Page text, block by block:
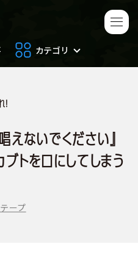
カテゴリ
日常のサバイバル
えないでください』
ブトを口にしてしまう
ープ